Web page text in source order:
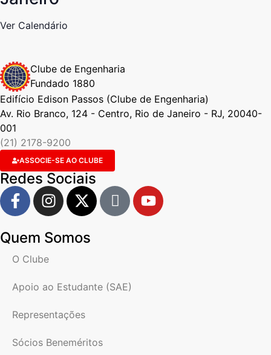
Ver Calendário
Clube de Engenharia
Fundado 1880
Edifício Edison Passos (Clube de Engenharia)
Av. Rio Branco, 124 - Centro, Rio de Janeiro - RJ, 20040-
001
(21) 2178-9200
ASSOCIE-SE AO CLUBE
Redes Sociais
Quem Somos
O Clube
Apoio ao Estudante (SAE)
Representações
Sócios Beneméritos